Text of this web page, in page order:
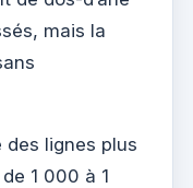
mais la
des lignes plus
1 000 à 1